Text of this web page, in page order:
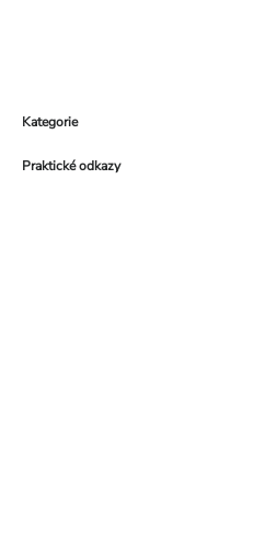
Kategorie
Praktické odkazy